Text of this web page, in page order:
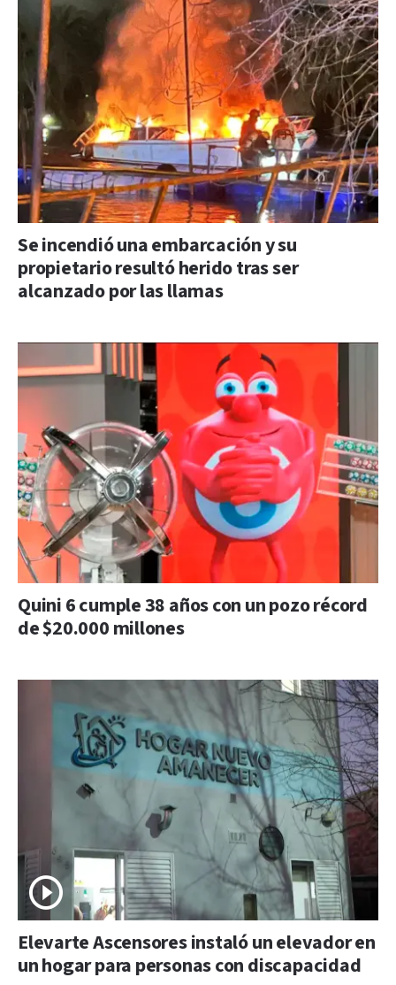
Se incendió una embarcación y su
propietario resultó herido tras ser
alcanzado por las llamas
Quini 6 cumple 38 años con un pozo récord
de $20.000 millones
Elevarte Ascensores instaló un elevador en
un hogar para personas con discapacidad